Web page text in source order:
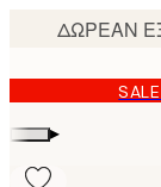
content.
▸